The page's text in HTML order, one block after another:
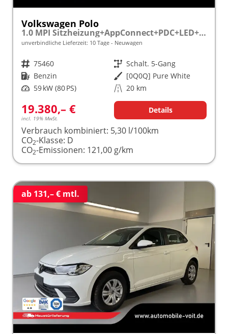
Volkswagen Polo
1.0 MPI Sitzheizung+AppConnect+PDC+LED+Touch+Lichtsensor+MultiLenkrad
unverbindliche Lieferzeit: 10 Tage Neuwagen
Fahrzeugnr. 75460 Getriebe Schalt. 5-Gang
Kraftstoff Benzin Außenfarbe [0Q0Q] Pure White
Leistung 59 kW (80 PS) Kilometerstand 20 km
19.380,– €
incl. 19% MwSt.
Details
Verbrauch kombiniert: 5,30 l/100km
CO2-Klasse: D
CO2-Emissionen: 121,00 g/km
ab 131,– € mtl.